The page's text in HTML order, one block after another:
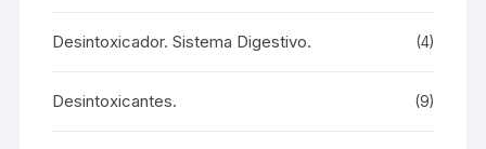
Desintoxicador. Sistema Digestivo. (4)
Desintoxicantes. (9)